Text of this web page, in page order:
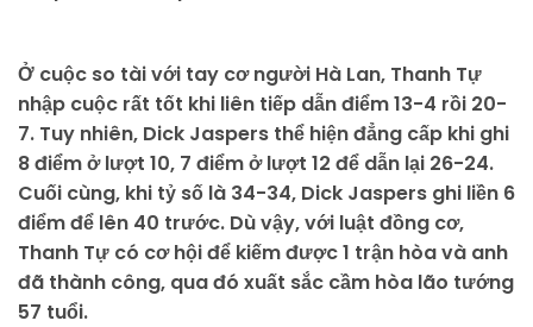
Ở cuộc so tài với tay cơ người Hà Lan, Thanh Tự
nhập cuộc rất tốt khi liên tiếp dẫn điểm 13-4 rồi 20-
7. Tuy nhiên, Dick Jaspers thể hiện đẳng cấp khi ghi
8 điểm ở lượt 10, 7 điểm ở lượt 12 để dẫn lại 26-24.
Cuối cùng, khi tỷ số là 34-34, Dick Jaspers ghi liền 6
điểm để lên 40 trước. Dù vậy, với luật đồng cơ,
Thanh Tự có cơ hội để kiếm được 1 trận hòa và anh
đã thành công, qua đó xuất sắc cầm hòa lão tướng
57 tuổi.